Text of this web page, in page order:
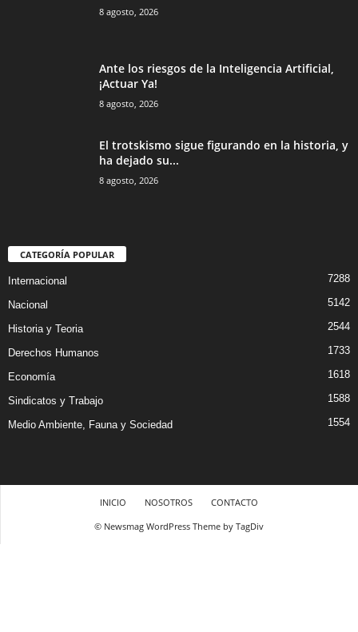
8 agosto, 2026
Ante los riesgos de la Inteligencia Artificial,
¡Actuar Ya!
8 agosto, 2026
El trotskismo sigue figurando en la historia, y
ha dejado su...
8 agosto, 2026
CATEGORÍA POPULAR
Internacional 7288
Nacional 5142
Historia y Teoria 2544
Derechos Humanos 1733
Economía 1618
Sindicatos y Trabajo 1588
Medio Ambiente, Fauna y Sociedad 1554
INICIO NOSOTROS
CONTACTO
© Newsmag WordPress Theme by TagDiv